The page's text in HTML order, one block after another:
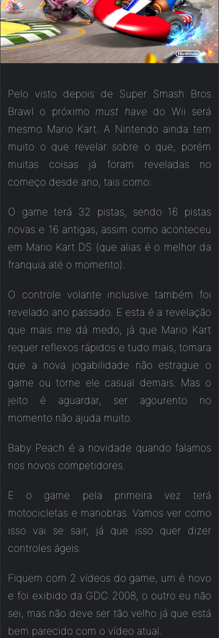
Pelo visto depois de Super Smash Bros
Brawl o próximo must have do Wii será
mesmo Mario Kart. A Nintendo ainda tem
muito o que revelar sobre o que, porém
muitas coisas já foram reveladas no
começo desde ano, tais como:
O game terá 32 pistas, sendo 16 pistas
novas e 16 antigas, assim como aconteceu
em Mario Kart DS (que alias é o melhor da
franquia até o momento).
O controle volante inclusive também foi
revelado ano passado. E esta é a revelação
que mais me dá medo, já que Mario Kart
requer reflexos rápidos e tudo mais, tomara
que a nova jogabilidade não estrague o
game ou torne ele casual demais. Mas o
jeito é aguardar, ser agourento no
momento não ajuda muito.
Baby Peach é a novidade quando falamos
nos novos competidores.
E o game pela primeira vez terá
motocicletas e manobras. Vamos ver como
isso vai se sair, já que isso quer dizer
controles ágeis.
Fiquem com 2 vídeos do game, um é novo
e foi exibido da GDC 2008, o outro eu não
sei, mas não deve ser tão velho já que está
bem parecido com o vídeo atual.